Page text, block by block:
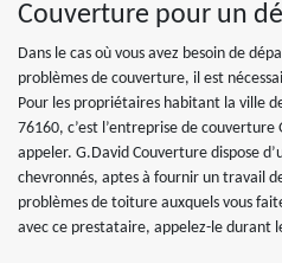
Couverture pour un
Dans le cas où vous avez besoin de
problèmes de couverture, il est
Pour les propriétaires habitant la ville
76160, c’est l’entreprise de
appeler. G.David Couverture dispose
chevronnés, aptes à fournir un travail
problèmes de toiture auxquels vous
avec ce prestataire, appelez-le durant